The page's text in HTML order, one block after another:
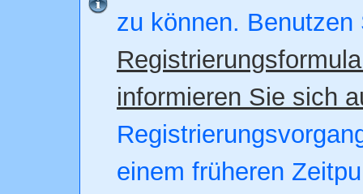
zu können. Benutzen
informieren Sie sich
einem früheren